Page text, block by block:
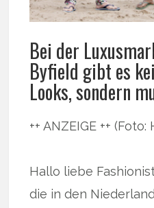
Bei der
Byfield gibt es
Looks, sondern
++ ANZEIGE ++
Hallo liebe
die in den